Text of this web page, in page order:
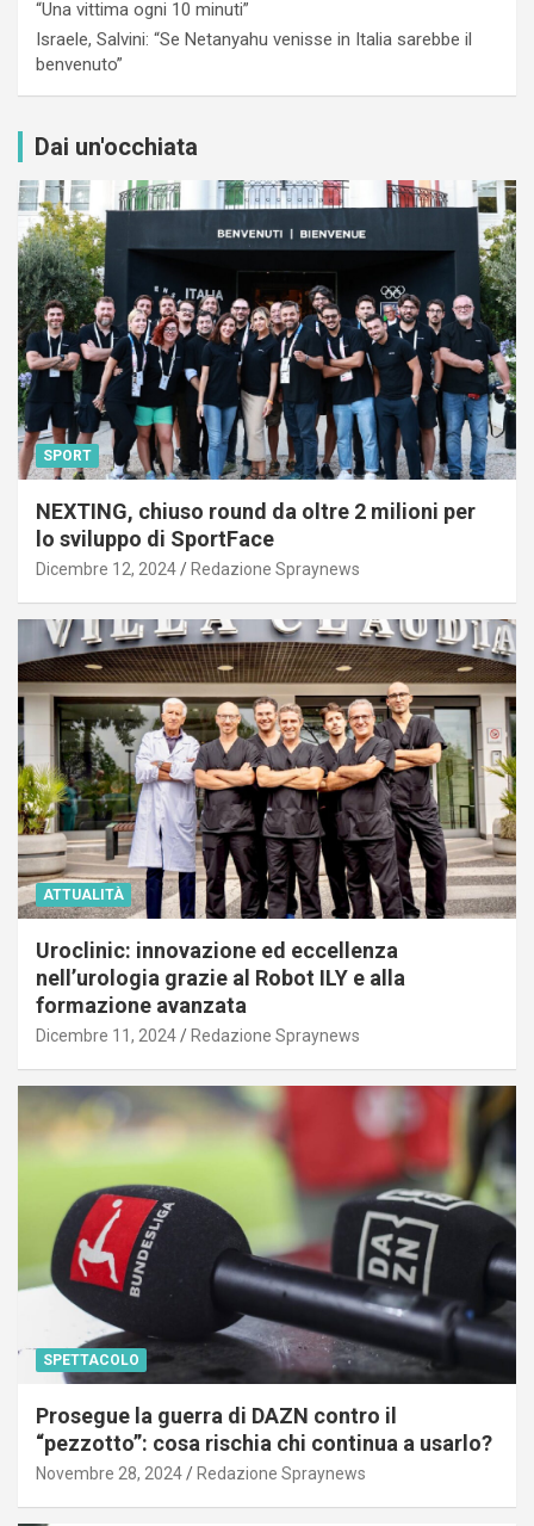
“Una vittima ogni 10 minuti”
Israele, Salvini: “Se Netanyahu venisse in Italia sarebbe il
benvenuto”
Dai un'occhiata
SPORT
NEXTING, chiuso round da oltre 2 milioni per
lo sviluppo di SportFace
Dicembre 12, 2024 Redazione Spraynews
ATTUALITÀ
Uroclinic: innovazione ed eccellenza
nell’urologia grazie al Robot ILY e alla
formazione avanzata
Dicembre 11, 2024 Redazione Spraynews
SPETTACOLO
Prosegue la guerra di DAZN contro il
“pezzotto”: cosa rischia chi continua a usarlo?
Novembre 28, 2024 Redazione Spraynews